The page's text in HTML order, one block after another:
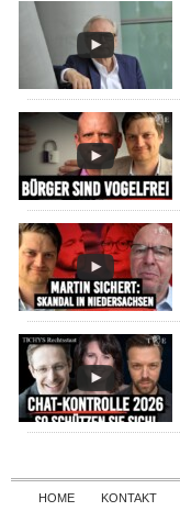
HOME KONTAKT